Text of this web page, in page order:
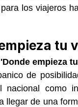
los viajeros
tu
'Donde empieza
de
nacional como
llegar de una